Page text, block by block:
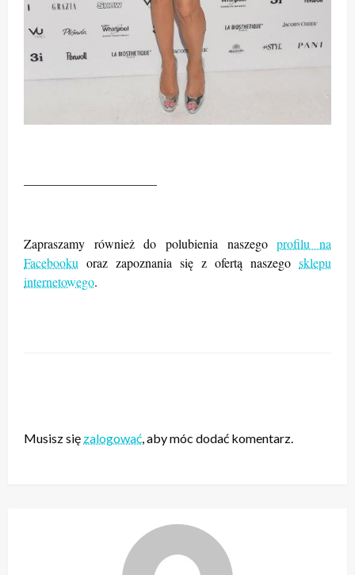
Zapraszamy również do polubienia naszegoprofilu na
Facebooku oraz zapoznania się z ofertą naszego sklepu
internetowego.
Musisz się zalogować, aby móc dodać komentarz.